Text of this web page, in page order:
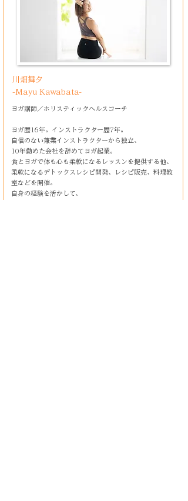
川畑舞夕
-Mayu Kawabata-
ヨガ講師／ホリスティックヘルスコーチ
ヨガ歴16年。インストラクター歴7年。
自信のない兼業インストラクターから独立、
10年勤めた会社を辞めてヨガ起業。
食とヨガで体も心も柔軟になるレッスンを提供する他、
柔軟になるデトックスレシピ開発、レシピ販売、料理教
室などを開催。
自身の経験を活かして、